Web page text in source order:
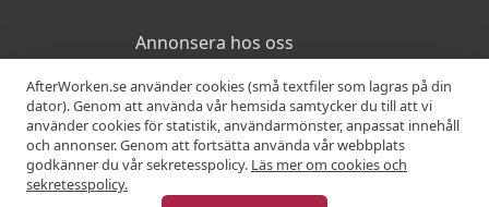
Annonsera hos oss
Advertise with us
MER
AfterWorken.se använder cookies (små textfiler som lagras på din
dator). Genom att använda vår hemsida samtycker du till att vi
använder cookies för statistik, användarmönster, anpassat innehåll
och annonser. Genom att fortsätta använda vår webbplats
godkänner du vår sekretesspolicy. Läs mer om cookies och
sekretesspolicy.